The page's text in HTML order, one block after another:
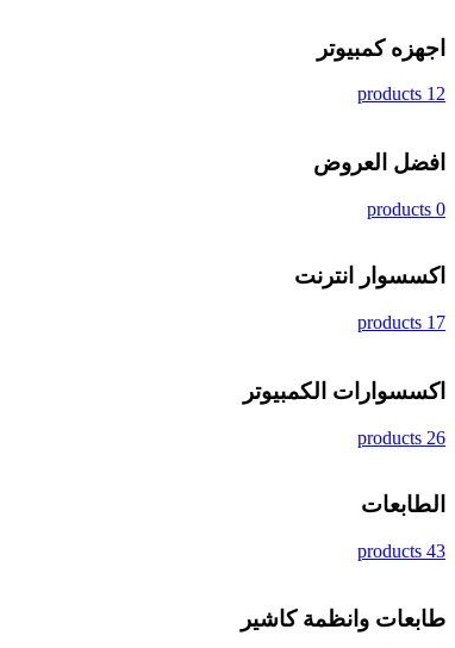
اجهزه كمبيوتر
12 products
افضل العروض
0 products
اكسسوار انترنت
17 products
اكسسوارات الكمبيوتر
26 products
الطابعات
43 products
طابعات وانظمة كاشير